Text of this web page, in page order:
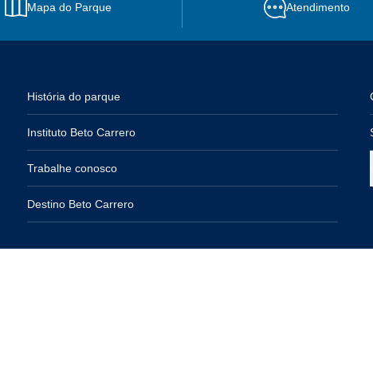
Mapa do Parque Atendimento
História do parque
Instituto Beto Carrero
Trabalhe conosco
Destino Beto Carrero